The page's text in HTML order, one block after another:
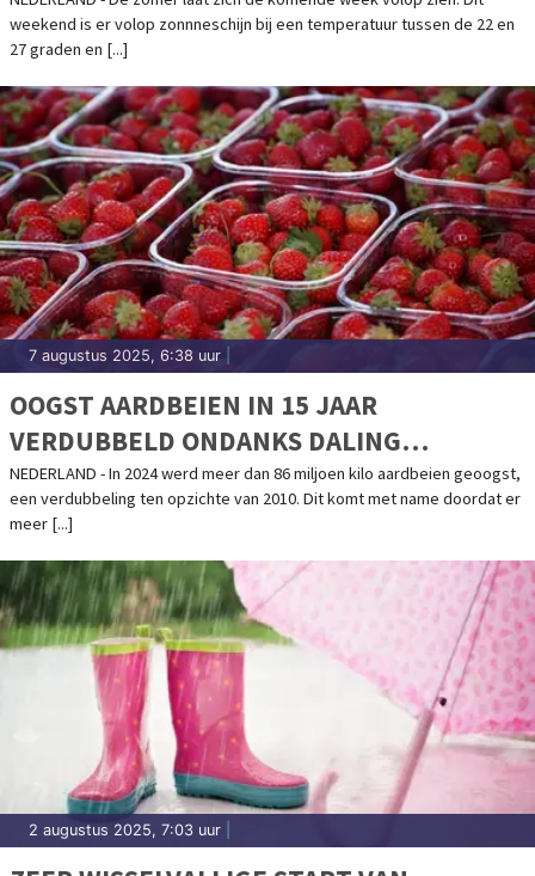
weekend is er volop zonnneschijn bij een temperatuur tussen de 22 en
27 graden en [...]
7 augustus 2025, 6:38 uur
OOGST AARDBEIEN IN 15 JAAR
VERDUBBELD ONDANKS DALING
OPPERVLAKTE
NEDERLAND - In 2024 werd meer dan 86 miljoen kilo aardbeien geoogst,
een verdubbeling ten opzichte van 2010. Dit komt met name doordat er
meer [...]
2 augustus 2025, 7:03 uur